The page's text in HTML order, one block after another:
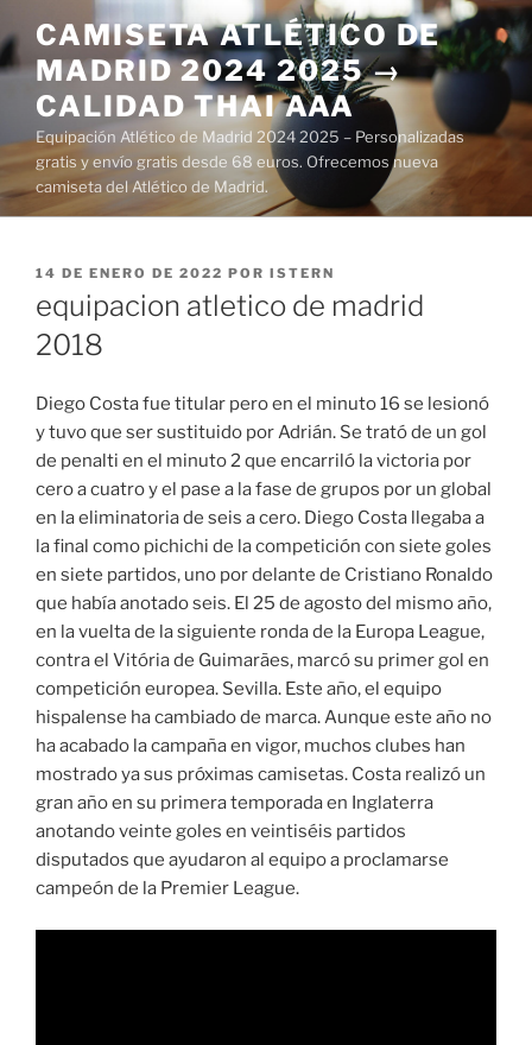
al
contenido
CAMISETA ATLÉTICO DE
MADRID 2024 2025 →
CALIDAD THAI AAA
Equipación Atlético de Madrid 2024 2025 – Personalizadas
gratis y envío gratis desde 68 euros. Ofrecemos nueva
camiseta del Atlético de Madrid.
PUBLICADO
14 DE ENERO DE 2022 POR ISTERN
equipacion atletico de madrid
2018
Diego Costa fue titular pero en el minuto 16 se lesionó
y tuvo que ser sustituido por Adrián. Se trató de un gol
de penalti en el minuto 2 que encarriló la victoria por
cero a cuatro y el pase a la fase de grupos por un global
en la eliminatoria de seis a cero. Diego Costa llegaba a
la final como pichichi de la competición con siete goles
en siete partidos, uno por delante de Cristiano Ronaldo
que había anotado seis. El 25 de agosto del mismo año,
en la vuelta de la siguiente ronda de la Europa League,
contra el Vitória de Guimarães, marcó su primer gol en
competición europea. Sevilla. Este año, el equipo
hispalense ha cambiado de marca. Aunque este año no
ha acabado la campaña en vigor, muchos clubes han
mostrado ya sus próximas camisetas. Costa realizó un
gran año en su primera temporada en Inglaterra
anotando veinte goles en veintiséis partidos
disputados que ayudaron al equipo a proclamarse
campeón de la Premier League.